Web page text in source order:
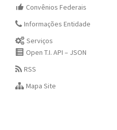
Convênios Federais
Informações Entidade
Serviços
Open T.I. API – JSON
RSS
Mapa Site